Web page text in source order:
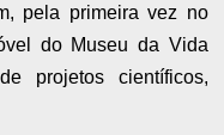
pela primeira vez no
do Museu da Vida
projetos científicos,